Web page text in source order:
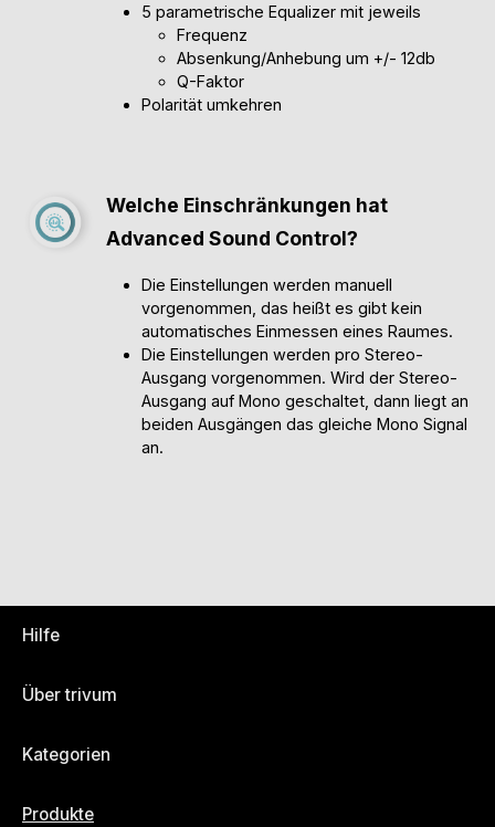
5 parametrische Equalizer mit jeweils
Frequenz
Absenkung/Anhebung um +/- 12db
Q-Faktor
Polarität umkehren
Welche Einschränkungen hat
Advanced Sound Control?
Die Einstellungen werden manuell
vorgenommen, das heißt es gibt kein
automatisches Einmessen eines Raumes.
Die Einstellungen werden pro Stereo-
Ausgang vorgenommen. Wird der Stereo-
Ausgang auf Mono geschaltet, dann liegt an
beiden Ausgängen das gleiche Mono Signal
an.
Hilfe
Über trivum
Kategorien
Produkte